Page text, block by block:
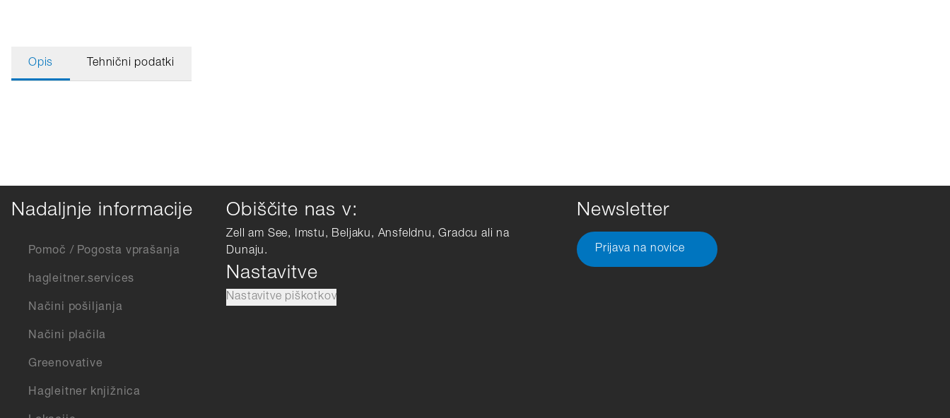
Opis Tehnični podatki
Nadaljnje informacije
Pomoč / Pogosta vprašanja
hagleitner.services
Načini pošiljanja
Načini plačila
Greenovative
Hagleitner knjižnica
Obiščite nas v:
Zell am See, Imstu, Beljaku, Ansfeldnu, Gradcu ali na
Dunaju.
Nastavitve
Nastavitve piškotkov
Newsletter
Prijava na novice